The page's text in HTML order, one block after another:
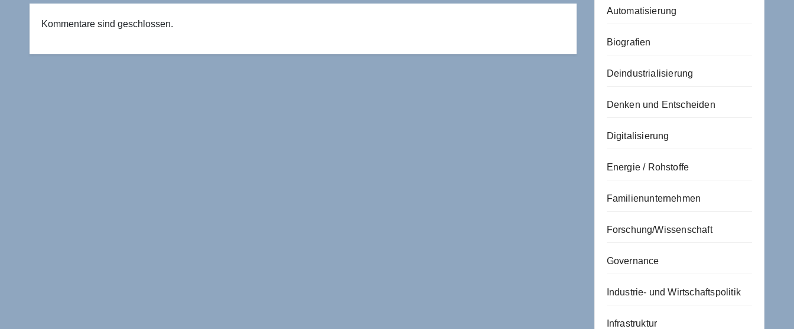
Kommentare sind geschlossen.
Automatisierung
Biografien
Deindustrialisierung
Denken und Entscheiden
Digitalisierung
Energie / Rohstoffe
Familienunternehmen
Forschung/Wissenschaft
Governance
Industrie- und Wirtschaftspolitik
Infrastruktur